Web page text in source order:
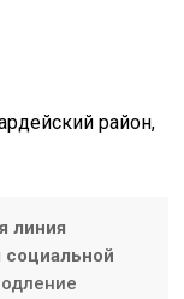
район,
линия